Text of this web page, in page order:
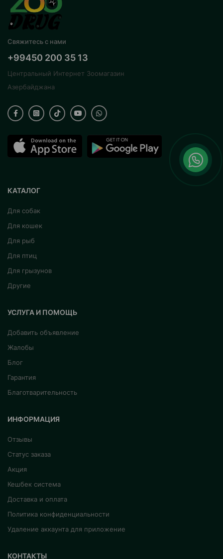
Свяжитесь с нами
+99450 200 35 13
Центральный Интернет Зоомагазин
Азербайджана
КАТАЛОГ
Для собак
Для кошек
Для рыб
Для птиц
Для грызунов
Другие
УСЛУГА И ПОМОЩЬ
Добавить объявление
Жалобы
Блог
Гарантия
Благотварительность
ИНФОРМАЦИЯ
Отзывы
Статус заказа
Акция
Кешбек система
Доставка и оплата
Политика конфиденциальности
Удаление аккаунта для приложение
КОНТАКТЫ